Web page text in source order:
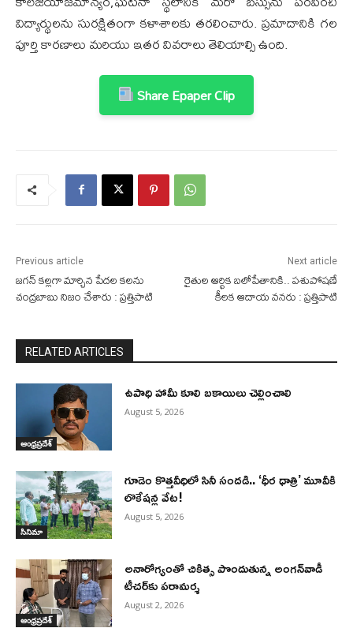
విద్యార్థులను సురక్షితంగా కళాశాలకు తరలించారు. ప్రమాదానికి గల
పూర్తి కారణాలు మరియు ఇతర వివరాలు తెలియాల్సి ఉంది.
Share Epaper Clip
Previous article
జగన్ కల్లగా మార్చిన పేదల కలను
చంద్రబాబు నిజం చేశారు : ప్రత్తిపాటి
Next article
రైతుల ఆర్థిక బలోపేతానికి.. పశుపోషణే
కీలక ఆదాయ వనరు : ప్రత్తిపాటి
RELATED ARTICLES
ఆంధ్రప్రదేశ్
ఉపాధి హామీ కూలి బకాయిలు చెల్లించాలి
August 5, 2026
సినిమా
గూడెం కొత్తవీధిలో సినీ సందడి.. ‘ధీర ధాత్రి’ మూవీకి
లొకేషన్ల వేట!
August 5, 2026
ఆంధ్రప్రదేశ్
అనారోగ్యంతో చికిత్స పొందుతున్న అంగన్‌వాడీ
టీచర్‌కు పరామర్శ
August 2, 2026